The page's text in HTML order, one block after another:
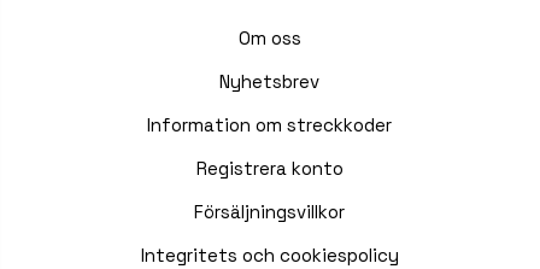
Om oss
Nyhetsbrev
Information om streckkoder
Registrera konto
Försäljningsvillkor
Integritets och cookiespolicy